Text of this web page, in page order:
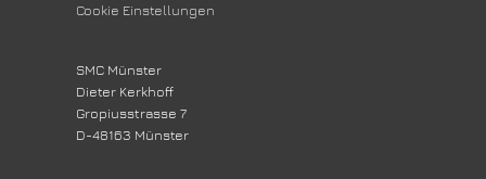
Cookie Einstellungen
SMC Münster
Dieter Kerkhoff
Gropiusstrasse 7
D-48163 Münster